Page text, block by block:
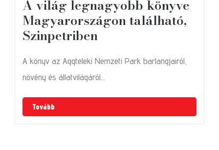
A világ legnagyobb könyve
Magyarországon található,
Szinpetriben
A könyv az Aggteleki Nemzeti Park barlangjairól,
növény és állatvilágáról...
Tovább